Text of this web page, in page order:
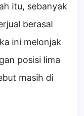
itu, sebanyak
berasal
ini melonjak
posisi lima
masih di